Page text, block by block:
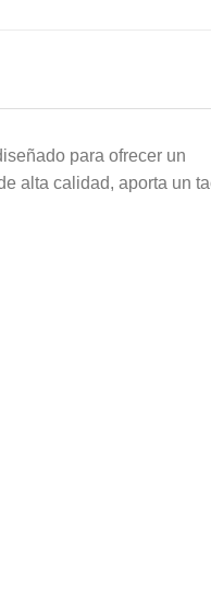
para ofrecer un
alta calidad, aporta un